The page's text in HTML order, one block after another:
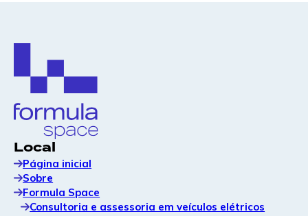
Local
Página inicial
Sobre
Formula Space
Consultoria e assessoria em veículos elétricos